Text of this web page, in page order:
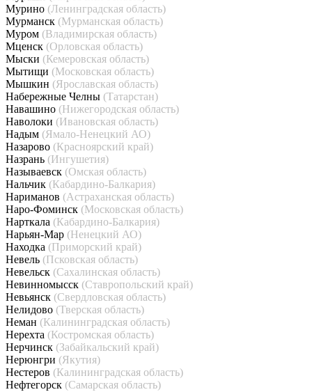
Мурино (Ленинградская область)
Мурманск (Мурманская область)
Муром (Владимирская область)
Мценск (Орловская область)
Мыски (Кемеровская область)
Мытищи (Московская область)
Мышкин (Ярославская область)
Набережные Челны (Татарстан)
Навашино (Нижегородская область)
Наволоки (Ивановская область)
Надым (Ямало-Ненецкий АО)
Назарово (Красноярский край)
Назрань (Ингушетия)
Называевск (Омская область)
Нальчик (Кабардино-Балкария)
Нариманов (Астраханская область)
Наро-Фоминск (Московская область)
Нарткала (Кабардино-Балкария)
Нарьян-Мар (Ненецкий АО)
Находка (Приморский край)
Невель (Псковская область)
Невельск (Сахалинская область)
Невинномысск (Ставропольский край)
Невьянск (Свердловская область)
Нелидово (Тверская область)
Неман (Калининградская область)
Нерехта (Костромская область)
Нерчинск (Забайкальский край)
Нерюнгри (Якутия)
Нестеров (Калининградская область)
Нефтегорск (Самарская область)